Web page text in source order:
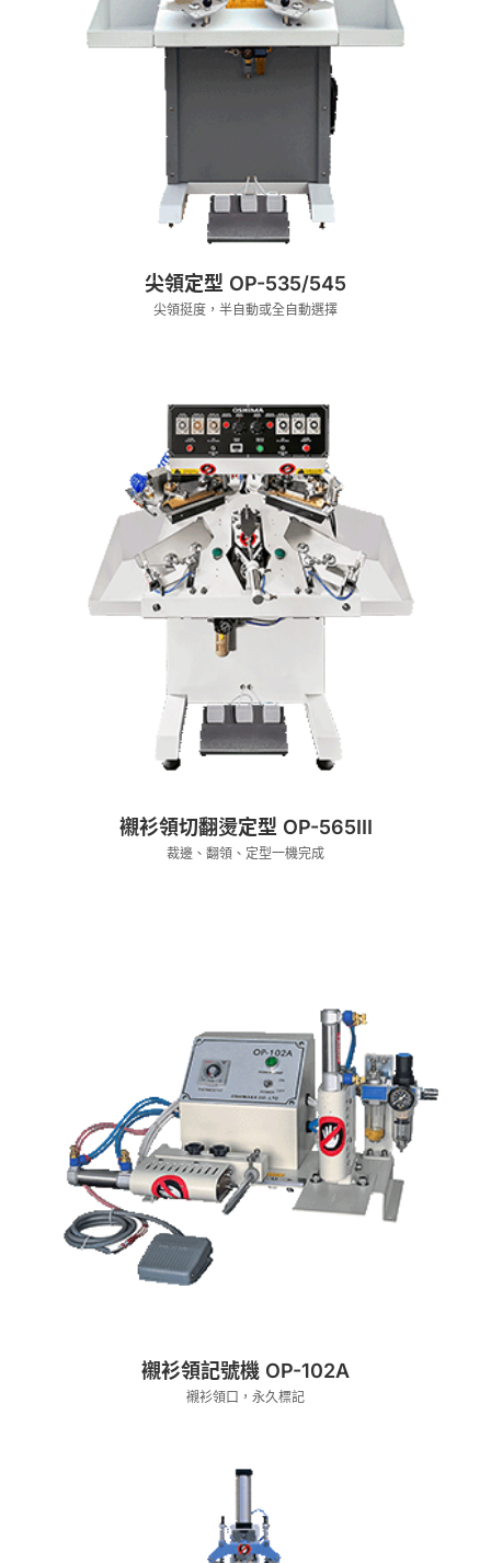
尖領定型 OP-535/545
尖領挺度，半自動或全自動選擇
襯衫領切翻燙定型 OP-565III
裁邊、翻領、定型一機完成
襯衫領記號機 OP-102A
襯衫領口，永久標記